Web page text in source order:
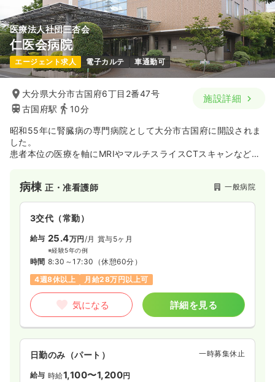
気になる 詳細を見る
訪問診療正看護師 一般病院
日勤のみ（常勤）
給与 20.0〜30.5
※一例
8:30～17:30
（休憩60分）
日勤のみ（パート）
給与 時給1,200〜1,300 円
8:30～17:30
気になる 詳細を見る
介護・福祉系正看護師 一般病院
日勤のみ（常勤）
医療法人社団三杏会
仁医会病院
エージェント求人 電子カルテ 車通勤可
大分県大分市古国府6丁目2番47号
古国府駅
10分
施設詳細
昭和55年に腎臓病の専門病院として大分市古国府に開設されま
した。
患者本位の医療を軸にMRIやマルチスライスCTスキャンなどの
療体制も整えています。
病棟正・准看護師 一般病院
3交代（常勤）
給与 25.4万円/月 賞与5ヶ月
※経験5年の例
時間 8:30～17:30 （休憩60分）
4週8休以上
月給28万円以上可
気になる 詳細を見る
日勤のみ（パート） 一時募集休止
給与 時給1,100〜1,200円